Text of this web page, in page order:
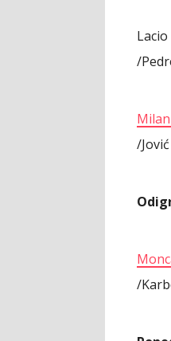
/
/
/